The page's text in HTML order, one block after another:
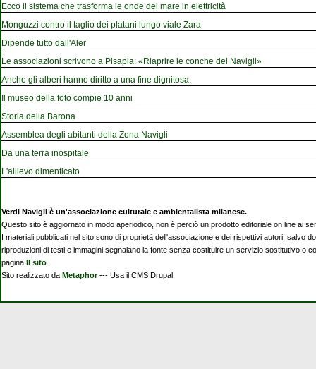
Ecco il sistema che trasforma le onde del mare in elettricità
Monguzzi contro il taglio dei platani lungo viale Zara
Dipende tutto dall'Aler
Le associazioni scrivono a Pisapia: «Riaprire le conche dei Navigli»
Anche gli alberi hanno diritto a una fine dignitosa.
Il museo della foto compie 10 anni
Storia della Barona
Assemblea degli abitanti della Zona Navigli
Da una terra inospitale
L'allievo dimenticato
Verdi Navigli è un'associazione culturale e ambientalista milanese.
Questo sito è aggiornato in modo aperiodico, non è perciò un prodotto editoriale on line ai
I materiali pubblicati nel sito sono di proprietà dell'associazione e dei rispettivi autori, salvo
riproduzioni di testi e immagini segnalano la fonte senza costituire un servizio sostitutivo o
pagina Il sito
Sito realizzato da Metaphor--- Usa il CMS Drupal